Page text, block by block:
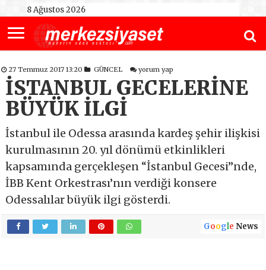
8 Ağustos 2026
27 Temmuz 2017 13:20 GÜNCEL yorum yap
İSTANBUL GECELERİNE
BÜYÜK İLGİ
İstanbul ile Odessa arasında kardeş şehir ilişkisi
kurulmasının 20. yıl dönümü etkinlikleri
kapsamında gerçekleşen “İstanbul Gecesi”nde,
İBB Kent Orkestrası’nın verdiği konsere
Odessalılar büyük ilgi gösterdi.
Google News